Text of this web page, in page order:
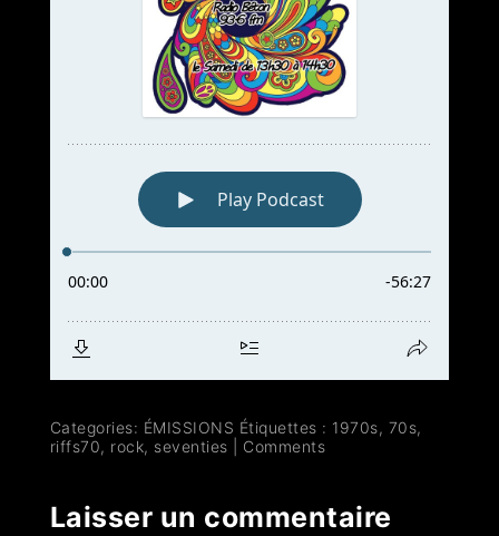
Categories: ÉMISSIONS Étiquettes : 1970s, 70s,
riffs70, rock, seventies Comments
Laisser un commentaire